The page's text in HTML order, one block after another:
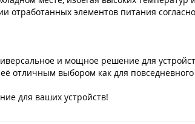
отработанных элементов питания
и мощное решение для
отличным выбором как для
для ваших устройств!